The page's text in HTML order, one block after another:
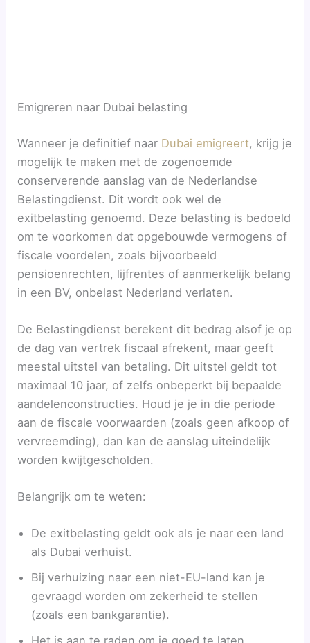
Emigreren naar Dubai belasting
Wanneer je definitief naar Dubai emigreert, krijg je
mogelijk te maken met de zogenoemde
conserverende aanslag van de Nederlandse
Belastingdienst. Dit wordt ook wel de
exitbelasting genoemd. Deze belasting is bedoeld
om te voorkomen dat opgebouwde vermogens of
fiscale voordelen, zoals bijvoorbeeld
pensioenrechten, lijfrentes of aanmerkelijk belang
in een BV, onbelast Nederland verlaten.
De Belastingdienst berekent dit bedrag alsof je op
de dag van vertrek fiscaal afrekent, maar geeft
meestal uitstel van betaling. Dit uitstel geldt tot
maximaal 10 jaar, of zelfs onbeperkt bij bepaalde
aandelenconstructies. Houd je je in die periode
aan de fiscale voorwaarden (zoals geen afkoop of
vervreemding), dan kan de aanslag uiteindelijk
worden kwijtgescholden.
Belangrijk om te weten:
De exitbelasting geldt ook als je naar een land
als Dubai verhuist.
Bij verhuizing naar een niet-EU-land kan je
gevraagd worden om zekerheid te stellen
(zoals een bankgarantie).